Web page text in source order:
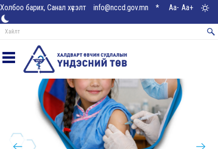
Холбоо барих, Санал хүсэлт info@nccd.gov.mn * Aa- Aa+